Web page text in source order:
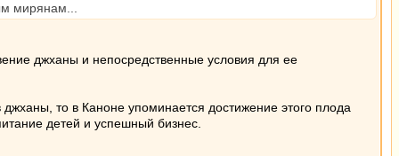
мирянам...
джханы и непосредственные условия для ее
то в Каноне упоминается достижение этого плода
детей и успешный бизнес.